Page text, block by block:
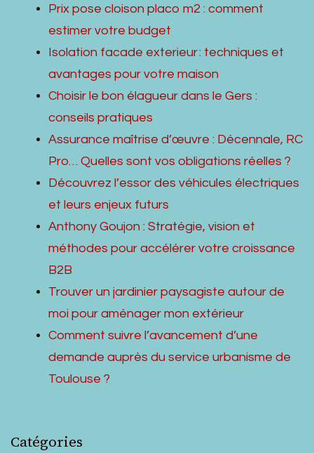
Prix pose cloison placo m2 : comment
estimer votre budget
Isolation facade exterieur : techniques et
avantages pour votre maison
Choisir le bon élagueur dans le Gers :
conseils pratiques
Assurance maîtrise d’œuvre : Décennale, RC
Pro… Quelles sont vos obligations réelles ?
Découvrez l’essor des véhicules électriques
et leurs enjeux futurs
Anthony Goujon : Stratégie, vision et
méthodes pour accélérer votre croissance
B2B
Trouver un jardinier paysagiste autour de
moi pour aménager mon extérieur
Comment suivre l’avancement d’une
demande auprès du service urbanisme de
Toulouse ?
Catégories